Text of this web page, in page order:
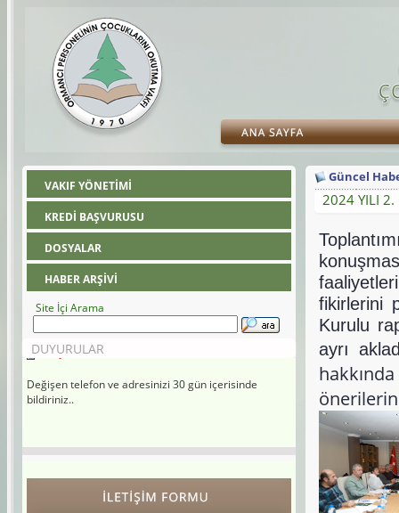
VAKIF YÖNETİMİ
KREDİ BAŞVURUSU
DOSYALAR
HABER ARŞİVİ
Site İçi Arama
DUYURULAR
bildiriniz..
Güncel
2024 YILI 2.
fikirlerini
Kurulu
ayrı